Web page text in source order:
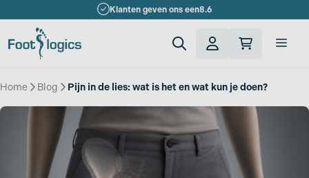
naar
de
Klanten geven ons een8.6
Home » Blog » Pijn in de lies: wat is het en wat kun je doen?